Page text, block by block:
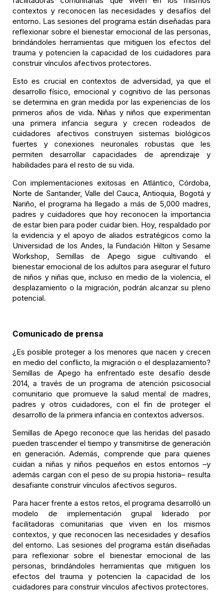
contextos y reconocen las necesidades y desafíos del
entorno. Las sesiones del programa están diseñadas para
reflexionar sobre el bienestar emocional de las personas,
brindándoles herramientas que mitiguen los efectos del
trauma y potencien la capacidad de los cuidadores para
construir vínculos afectivos protectores.
Esto es crucial en contextos de adversidad, ya que el
desarrollo físico, emocional y cognitivo de las personas
se determina en gran medida por las experiencias de los
primeros años de vida. Niñas y niños que experimentan
una primera infancia segura y crecen rodeados de
cuidadores afectivos construyen sistemas biológicos
fuertes y conexiones neuronales robustas que les
permiten desarrollar capacidades de aprendizaje y
habilidades para el resto de su vida.
Con implementaciones exitosas en Atlántico, Córdoba,
Norte de Santander, Valle del Cauca, Antioquia, Bogotá y
Nariño, el programa ha llegado a más de 5,000 madres,
padres y cuidadores que hoy reconocen la importancia
de estar bien para poder cuidar bien. Hoy, respaldado por
la evidencia y el apoyo de aliados estratégicos como la
Universidad de los Andes, la Fundación Hilton y Sesame
Workshop, Semillas de Apego sigue cultivando el
bienestar emocional de los adultos para asegurar el futuro
de niños y niñas que, incluso en medio de la violencia, el
desplazamiento o la migración, podrán alcanzar su pleno
potencial.
Comunicado de prensa
¿Es posible proteger a los menores que nacen y crecen
en medio del conflicto, la migración o el desplazamiento?
Semillas de Apego ha enfrentado este desafío desde
2014, a través de un programa de atención psicosocial
comunitario que promueve la salud mental de madres,
padres y otros cuidadores, con el fin de proteger el
desarrollo de la primera infancia en contextos adversos.
Semillas de Apego reconoce que las heridas del pasado
pueden trascender el tiempo y transmitirse de generación
en generación. Además, comprende que para quienes
cuidan a niñas y niños pequeños en estos entornos –y
además cargan con el peso de su propia historia– resulta
desafiante construir vínculos afectivos seguros.
Para hacer frente a estos retos, el programa desarrolló un
modelo de implementación grupal liderado por
facilitadoras comunitarias que viven en los mismos
contextos, y que reconocen las necesidades y desafíos
del entorno. Las sesiones del programa están diseñadas
para reflexionar sobre el bienestar emocional de las
personas, brindándoles herramientas que mitiguen los
efectos del trauma y potencien la capacidad de los
cuidadores para construir vínculos afectivos protectores.